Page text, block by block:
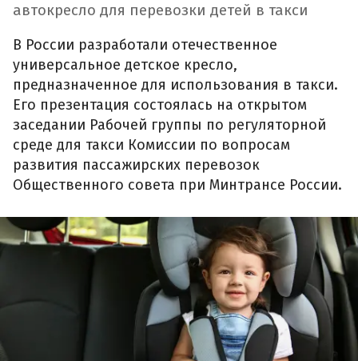
автокресло для перевозки детей в такси
В России разработали отечественное
универсальное детское кресло,
предназначенное для использования в такси.
Его презентация состоялась на открытом
заседании Рабочей группы по регуляторной
среде для такси Комиссии по вопросам
развития пассажирских перевозок
Общественного совета при Минтрансе России.